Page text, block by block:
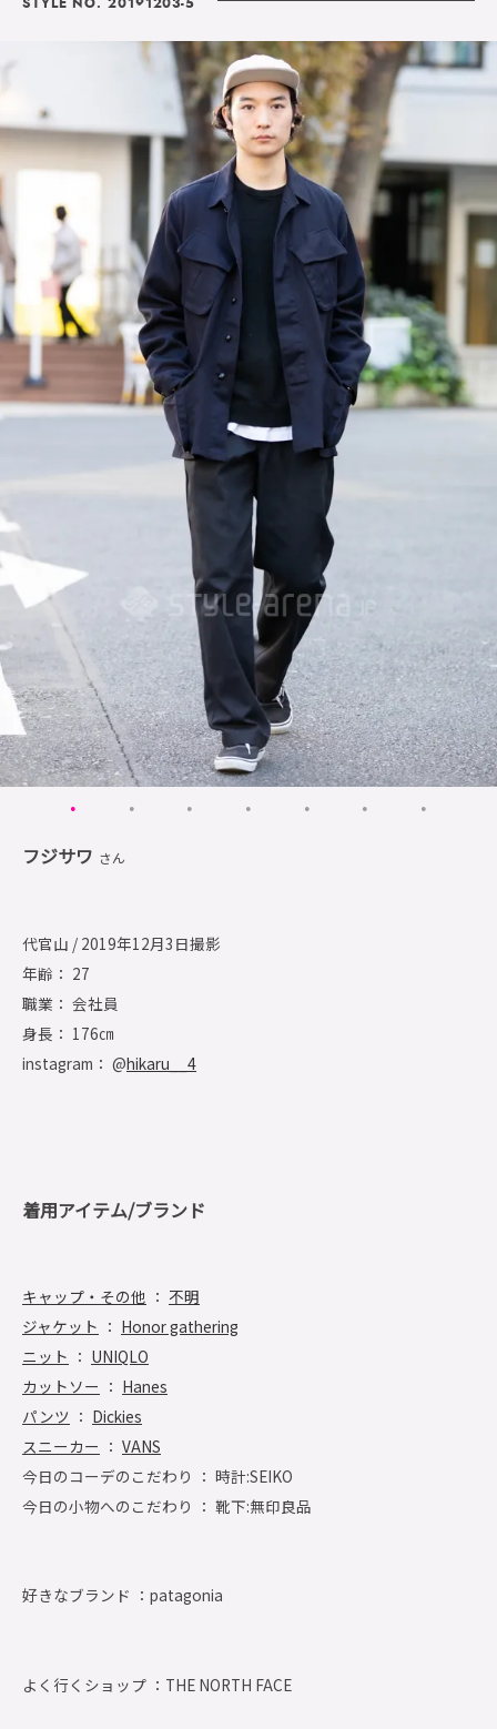
フジサワ さん
代官山 / 2019年12月3日撮影
年齢： 27
職業： 会社員
身長： 176㎝
instagram： @hikaru__4
着用アイテム/ブランド
キャップ・その他 ： 不明
ジャケット ： Honor gathering
ニット ： UNIQLO
カットソー ： Hanes
パンツ ： Dickies
スニーカー ： VANS
今日のコーデのこだわり ： 時計:SEIKO
今日の小物へのこだわり ： 靴下:無印良品
好きなブランド ： patagonia
よく行くショップ ： THE NORTH FACE